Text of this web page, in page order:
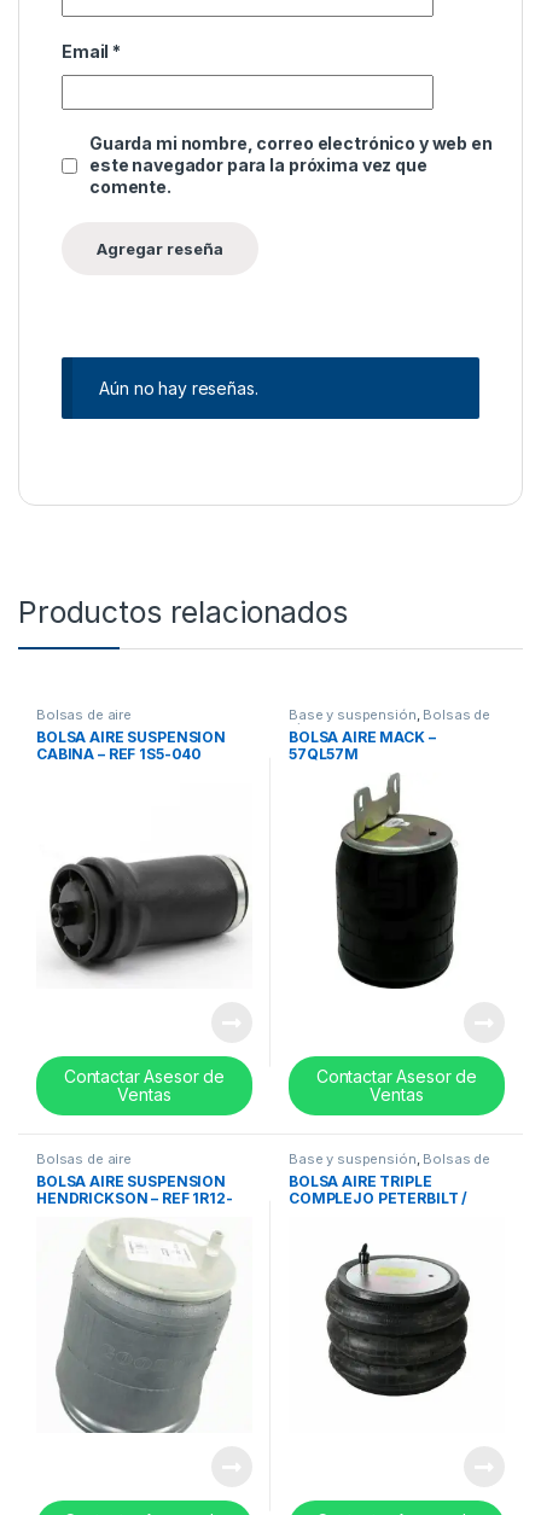
Email *
Guarda mi nombre, correo electrónico y web en
este navegador para la próxima vez que
comente.
Aún no hay reseñas.
Productos relacionados
Bolsas de aire
BOLSA AIRE SUSPENSION
CABINA – REF 1S5-040
Contactar Asesor de
Ventas
Base y suspensión, Bolsas de
aire
BOLSA AIRE MACK –
57QL57M
Contactar Asesor de
Ventas
Bolsas de aire
BOLSA AIRE SUSPENSION
HENDRICKSON – REF 1R12-
Base y suspensión, Bolsas de
aire
BOLSA AIRE TRIPLE
COMPLEJO PETERBILT /